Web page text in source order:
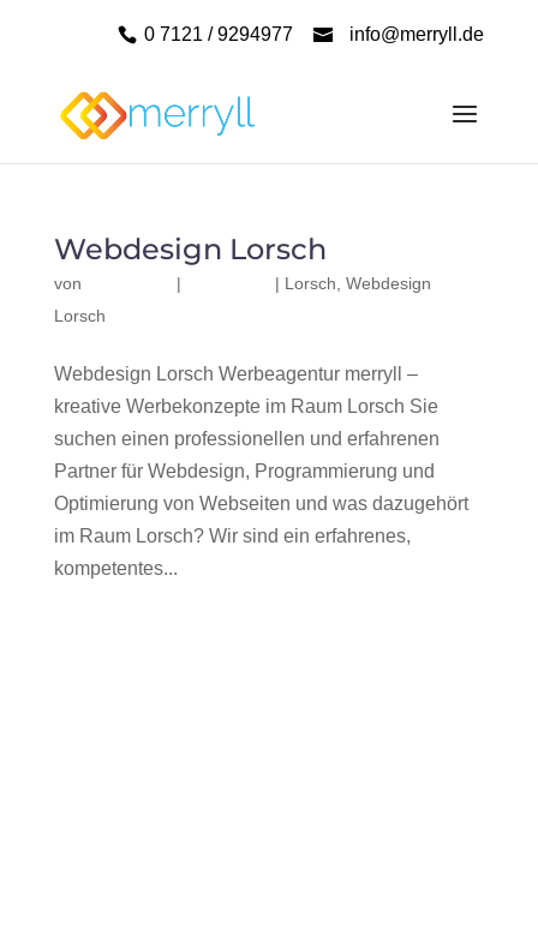
0 7121 / 9294977 info@merryll.de
Webdesign Lorsch
von | | Lorsch Webdesign
Lorsch
Webdesign Lorsch Werbeagentur merryll –
kreative Werbekonzepte im Raum Lorsch Sie
suchen einen professionellen und erfahrenen
Partner für Webdesign, Programmierung und
Optimierung von Webseiten und was dazugehört
im Raum Lorsch? Wir sind ein erfahrenes,
kompetentes...